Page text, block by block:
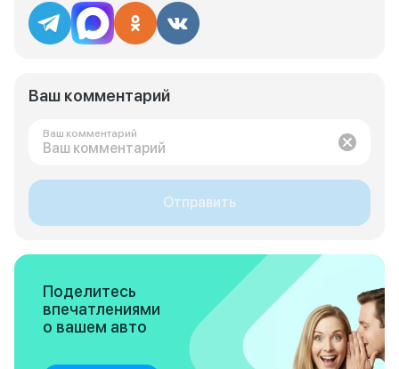
Ваш комментарий
Ваш комментарий
Отправить
Поделитесь
впечатлениями
о вашем авто